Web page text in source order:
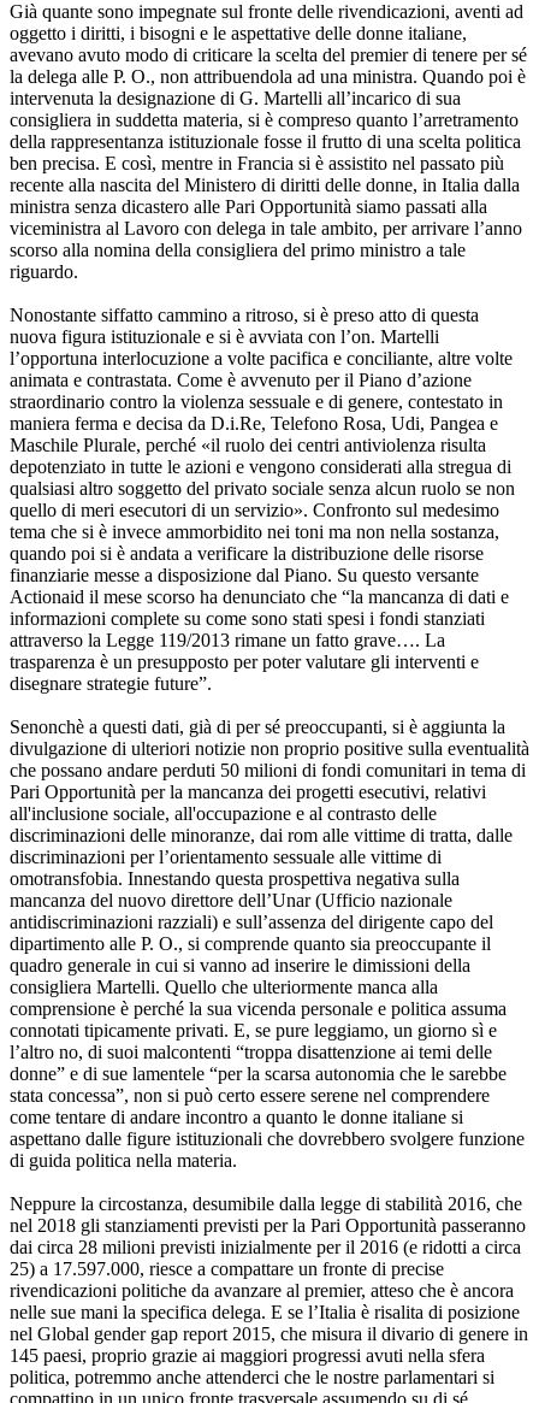
Già quante sono impegnate sul fronte delle rivendicazioni, aventi ad
oggetto i diritti, i bisogni e le aspettative delle donne italiane,
avevano avuto modo di criticare la scelta del premier di tenere per sé
la delega alle P. O., non attribuendola ad una ministra. Quando poi è
intervenuta la designazione di G. Martelli all’incarico di sua
consigliera in suddetta materia, si è compreso quanto l’arretramento
della rappresentanza istituzionale fosse il frutto di una scelta politica
ben precisa. E così, mentre in Francia si è assistito nel passato più
recente alla nascita del Ministero di diritti delle donne, in Italia dalla
ministra senza dicastero alle Pari Opportunità siamo passati alla
viceministra al Lavoro con delega in tale ambito, per arrivare l’anno
scorso alla nomina della consigliera del primo ministro a tale
riguardo.
Nonostante siffatto cammino a ritroso, si è preso atto di questa
nuova figura istituzionale e si è avviata con l’on. Martelli
l’opportuna interlocuzione a volte pacifica e conciliante, altre volte
animata e contrastata. Come è avvenuto per il Piano d’azione
straordinario contro la violenza sessuale e di genere, contestato in
maniera ferma e decisa da D.i.Re, Telefono Rosa, Udi, Pangea e
Maschile Plurale, perché «il ruolo dei centri antiviolenza risulta
depotenziato in tutte le azioni e vengono considerati alla stregua di
qualsiasi altro soggetto del privato sociale senza alcun ruolo se non
quello di meri esecutori di un servizio». Confronto sul medesimo
tema che si è invece ammorbidito nei toni ma non nella sostanza,
quando poi si è andata a verificare la distribuzione delle risorse
finanziarie messe a disposizione dal Piano. Su questo versante
Actionaid il mese scorso ha denunciato che “la mancanza di dati e
informazioni complete su come sono stati spesi i fondi stanziati
attraverso la Legge 119/2013 rimane un fatto grave…. La
trasparenza è un presupposto per poter valutare gli interventi e
disegnare strategie future”.
Senonchè a questi dati, già di per sé preoccupanti, si è aggiunta la
divulgazione di ulteriori notizie non proprio positive sulla eventualità
che possano andare perduti 50 milioni di fondi comunitari in tema di
Pari Opportunità per la mancanza dei progetti esecutivi, relativi
all'inclusione sociale, all'occupazione e al contrasto delle
discriminazioni delle minoranze, dai rom alle vittime di tratta, dalle
discriminazioni per l’orientamento sessuale alle vittime di
omotransfobia. Innestando questa prospettiva negativa sulla
mancanza del nuovo direttore dell’Unar (Ufficio nazionale
antidiscriminazioni razziali) e sull’assenza del dirigente capo del
dipartimento alle P. O., si comprende quanto sia preoccupante il
quadro generale in cui si vanno ad inserire le dimissioni della
consigliera Martelli. Quello che ulteriormente manca alla
comprensione è perché la sua vicenda personale e politica assuma
connotati tipicamente privati. E, se pure leggiamo, un giorno sì e
l’altro no, di suoi malcontenti “troppa disattenzione ai temi delle
donne” e di sue lamentele “per la scarsa autonomia che le sarebbe
stata concessa”, non si può certo essere serene nel comprendere
come tentare di andare incontro a quanto le donne italiane si
aspettano dalle figure istituzionali che dovrebbero svolgere funzione
di guida politica nella materia.
Neppure la circostanza, desumibile dalla legge di stabilità 2016, che
nel 2018 gli stanziamenti previsti per la Pari Opportunità passeranno
dai circa 28 milioni previsti inizialmente per il 2016 (e ridotti a circa
25) a 17.597.000, riesce a compattare un fronte di precise
rivendicazioni politiche da avanzare al premier, atteso che è ancora
nelle sue mani la specifica delega. E se l’Italia è risalita di posizione
nel Global gender gap report 2015, che misura il divario di genere in
145 paesi, proprio grazie ai maggiori progressi avuti nella sfera
politica, potremmo anche attenderci che le nostre parlamentari si